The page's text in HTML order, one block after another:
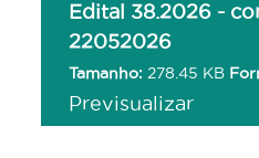
Edital 38.2026 -
22052026
Tamanho: 278.45 KB
Previsualizar